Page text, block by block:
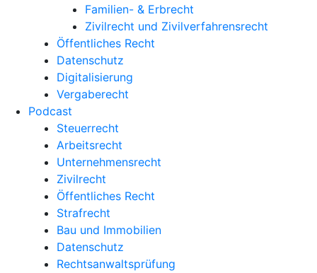
Familien- & Erbrecht
Zivilrecht und Zivilverfahrensrecht
Öffentliches Recht
Datenschutz
Digitalisierung
Vergaberecht
Podcast
Steuerrecht
Arbeitsrecht
Unternehmens­recht
Zivilrecht
Öffentliches Recht
Strafrecht
Bau und Immobilien
Datenschutz
Rechtsanwalts­prüfung